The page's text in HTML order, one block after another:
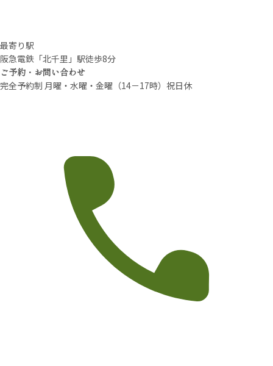
最寄り駅
阪急電鉄「北千里」駅徒歩8分
ご予約・お問い合わせ
完全予約制 月曜・水曜・金曜（14－17時）祝日休